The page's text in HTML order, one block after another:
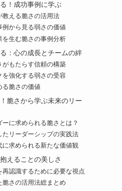
！成功事例に学ぶ
教える脆さの活用法
例から見る弱さの価値
を生む脆さの事例分析
：心の成長とチームの絆
がもたらす信頼の構築
を強化する弱さの受容
る脆さの価値
脆さから学ぶ未来のリー
ーに求められる脆さとは？
たリーダーシップの実践法
に求められる新たな価値観
えることの美しさ
再認識するために必要な視点
脆さの活用法総まとめ